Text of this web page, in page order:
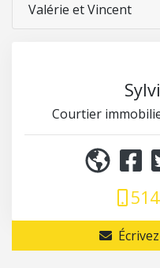
Valérie et Vincent
Courtier